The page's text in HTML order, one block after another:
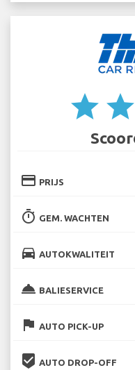
star star
credit_card PRIJS
timer GEM. WACHTEN
directions_car AUTOKWALITEIT
room_service BALIESERVICE
flag AUTO PICK-UP
beenhere AUTO DROP-OFF